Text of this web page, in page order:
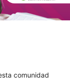
comunidad